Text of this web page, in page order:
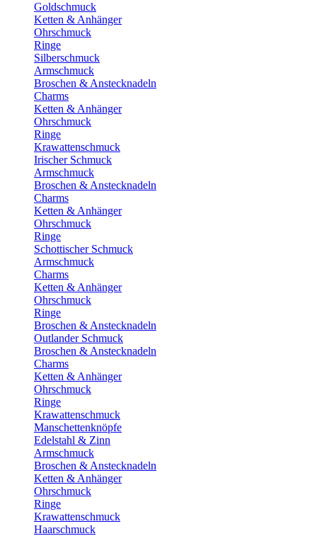
Goldschmuck
Ketten & Anhänger
Ohrschmuck
Ringe
Silberschmuck
Armschmuck
Broschen & Anstecknadeln
Charms
Ketten & Anhänger
Ohrschmuck
Ringe
Krawattenschmuck
Irischer Schmuck
Armschmuck
Broschen & Anstecknadeln
Charms
Ketten & Anhänger
Ohrschmuck
Ringe
Schottischer Schmuck
Armschmuck
Charms
Ketten & Anhänger
Ohrschmuck
Ringe
Broschen & Anstecknadeln
Outlander Schmuck
Broschen & Anstecknadeln
Charms
Ketten & Anhänger
Ohrschmuck
Ringe
Krawattenschmuck
Manschettenknöpfe
Edelstahl & Zinn
Armschmuck
Broschen & Anstecknadeln
Ketten & Anhänger
Ohrschmuck
Ringe
Krawattenschmuck
Haarschmuck